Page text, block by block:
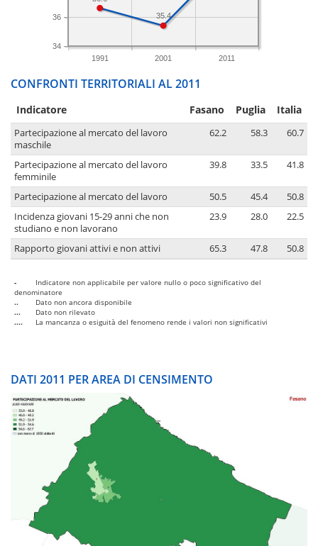
1991 2001 2011
34
36 35.4
CONFRONTI TERRITORIALI AL 2011
Indicatore Fasano Puglia Italia
Partecipazione al mercato del lavoro
maschile
62.2 58.3 60.7
Partecipazione al mercato del lavoro
femminile
39.8 33.5 41.8
Partecipazione al mercato del lavoro 50.5 45.4
50.8
Incidenza giovani 15-29 anni che non
studiano e non lavorano
23.9 28.0 22.5
Rapporto giovani attivi e non attivi 65.3 47.8 50.8
-
Indicatore non applicabile per valore nullo o poco significativo del
denominatore
..
Dato non ancora disponibile
...
Dato non rilevato
....
La mancanza o esiguità del fenomeno rende i valori non significativi
DATI 2011 PER AREA DI CENSIMENTO